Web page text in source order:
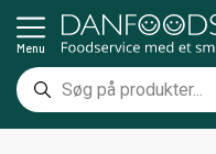
Menu